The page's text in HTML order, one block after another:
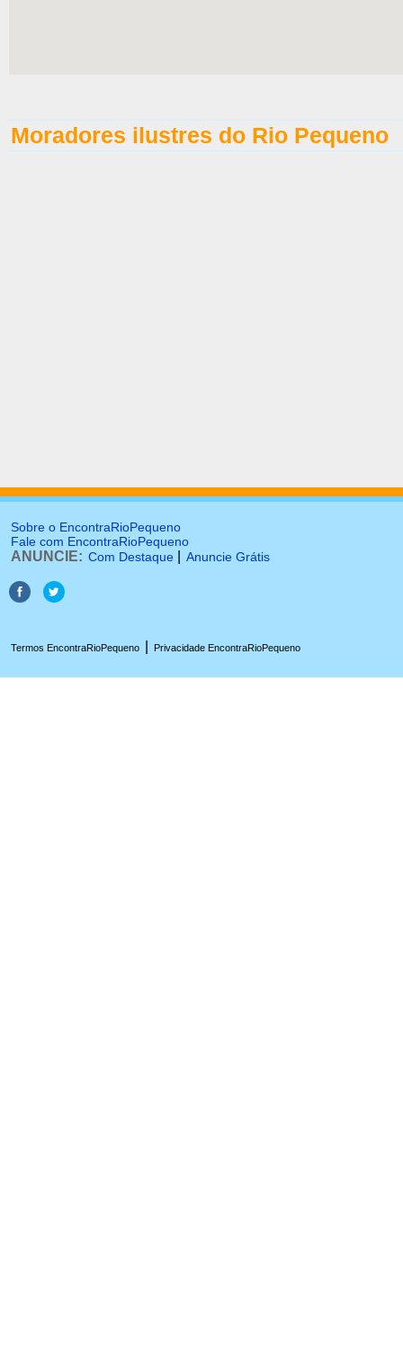
Moradores ilustres do Rio Pequeno
Sobre o EncontraRioPequeno
Fale com EncontraRioPequeno
ANUNCIE: Com Destaque Anuncie Grátis
Termos EncontraRioPequeno Privacidade EncontraRioPequeno